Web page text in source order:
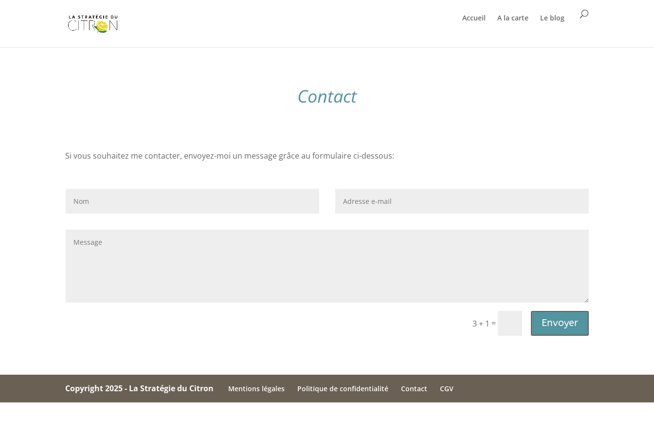
Accueil A la carte Le blog
Contact
Si vous souhaitez me contacter, envoyez-moi un message grâce au formulaire ci-dessous:
3 + 1 = Envoyer
Mentions légales Politique de confidentialité Contact CGV
Copyright 2025 - La Stratégie du Citron